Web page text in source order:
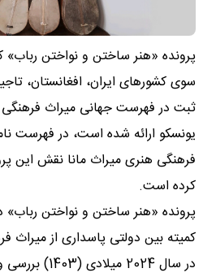
پرونده «هنر ساختن و نواختن
سوی کشورهای ایران، افغانستان،
ثبت در فهرست جهانی میراث
یونسکو ارائه شده است، در فهرست
فرهنگی هنری میراث مانا نقش این
کرده است.
پرونده «هنر ساختن و نواختن
کمیته بین دولتی پاسداری از میراث
در سال 2024